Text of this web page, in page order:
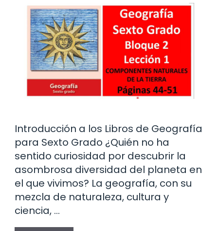
Introducción a los Libros de Geografía
para Sexto Grado ¿Quién no ha
sentido curiosidad por descubrir la
asombrosa diversidad del planeta en
el que vivimos? La geografía, con su
mezcla de naturaleza, cultura y
ciencia, …